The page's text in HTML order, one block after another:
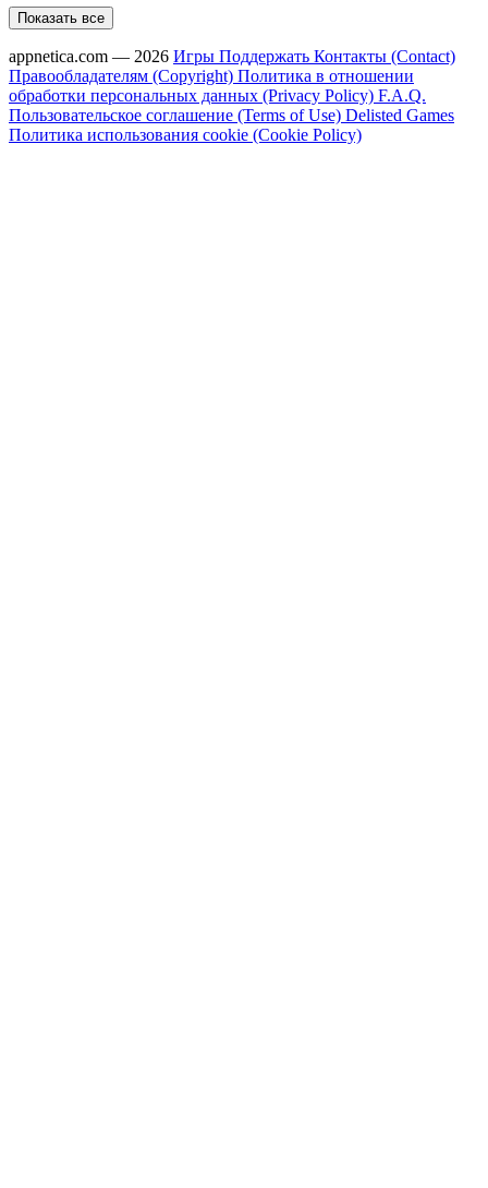
Показать все
appnetica.com — 2026 Игры Поддержать Контакты (Contact)
Правообладателям (Copyright) Политика в отношении
обработки персональных данных (Privacy Policy) F.A.Q.
Пользовательское соглашение (Terms of Use) Delisted Games
Политика использования cookie (Cookie Policy)